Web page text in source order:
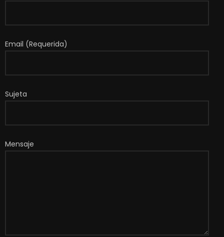
Email (Requerida)
Sujeta
Mensaje